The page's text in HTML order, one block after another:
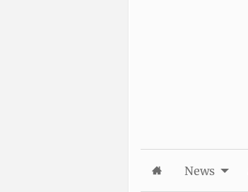
News